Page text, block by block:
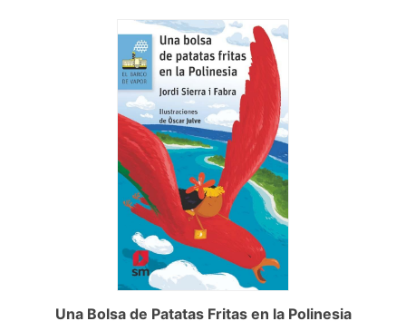
Una Bolsa de Patatas Fritas en la Polinesia